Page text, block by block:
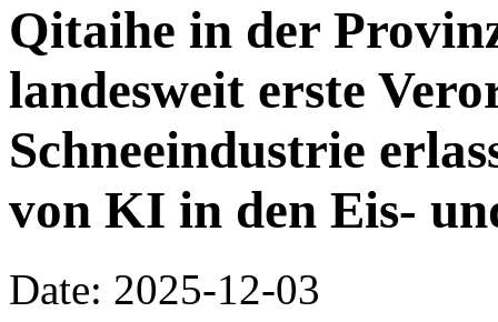
Qitaihe in der
landesweit erste
Schneeindustrie
von KI in den Eis-
Date: 2025-12-03